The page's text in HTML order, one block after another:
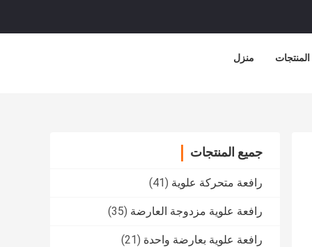
منزل المنتجات
جميع المنتجات
رافعة متحركة علوية (41)
رافعة علوية مزدوجة العارضة (35)
رافعة علوية بعارضة واحدة (21)